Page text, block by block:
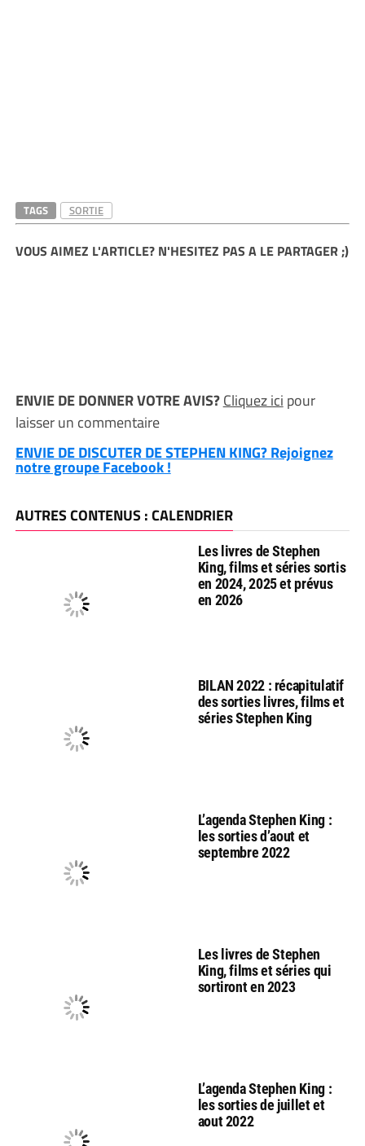
TAGS SORTIE
VOUS AIMEZ L'ARTICLE? N'HESITEZ PAS A LE PARTAGER ;)
ENVIE DE DONNER VOTRE AVIS?Cliquez ici pour
laisser un commentaire
ENVIE DE DISCUTER DE STEPHEN KING? Rejoignez
notre groupe Facebook !
AUTRES CONTENUS : CALENDRIER
Les livres de Stephen
King, films et séries sortis
en 2024, 2025 et prévus
en 2026
BILAN 2022 : récapitulatif
des sorties livres, films et
séries Stephen King
L’agenda Stephen King :
les sorties d’aout et
septembre 2022
Les livres de Stephen
King, films et séries qui
sortiront en 2023
L’agenda Stephen King :
les sorties de juillet et
aout 2022